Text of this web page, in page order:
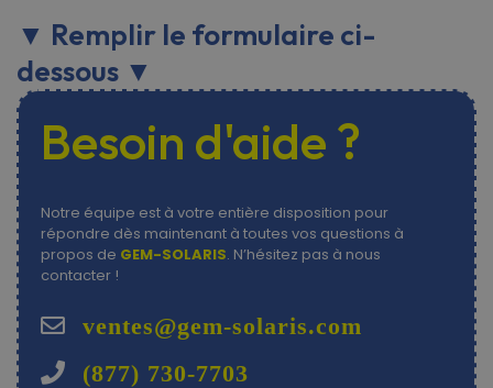
▼ Remplir le formulaire ci-
dessous ▼
Besoin d'aide ?
Notre équipe est à votre entière disposition pour
répondre dès maintenant à toutes vos questions à
propos de GEM-SOLARIS. N’hésitez pas à nous
contacter !
ventes@gem-solaris.com
(877) 730-7703